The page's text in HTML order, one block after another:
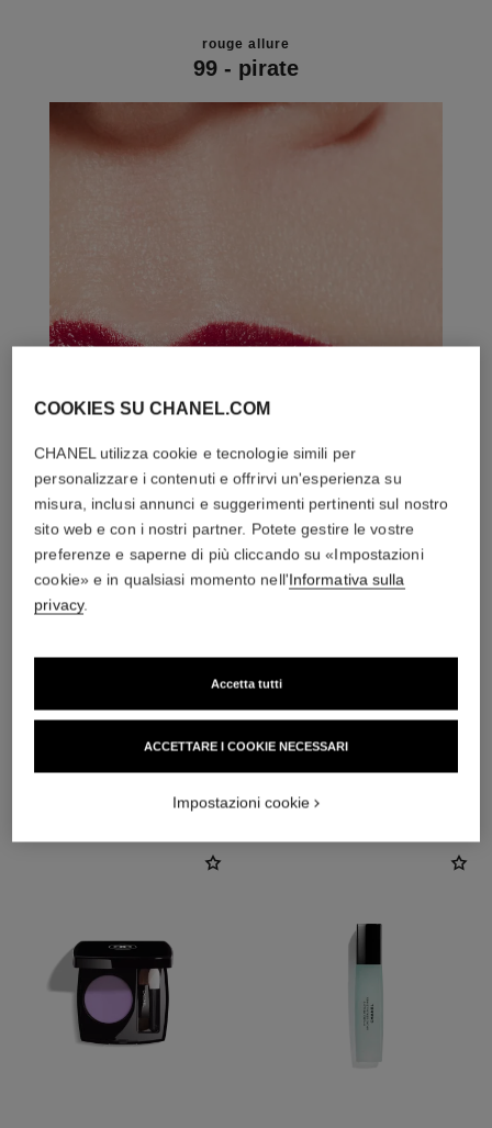
rouge allure
99 - pirate
L'ACCORDO PERFETTO
COOKIES SU CHANEL.COM
CHANEL utilizza cookie e tecnologie simili per
personalizzare i contenuti e offrirvi un'esperienza su
misura, inclusi annunci e suggerimenti pertinenti sul nostro
sito web e con i nostri partner. Potete gestire le vostre
preferenze e saperne di più cliccando su «Impostazioni
cookie» e in qualsiasi momento nell'Informativa sulla
privacy.
ACCETTARE I COOKIE NECESSARI
Accetta tutti
Impostazioni cookie